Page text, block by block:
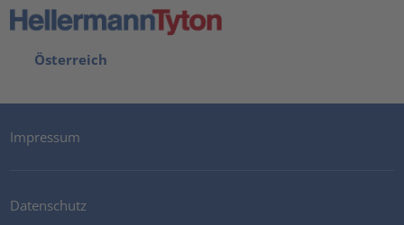
Österreich
Impressum
Datenschutz